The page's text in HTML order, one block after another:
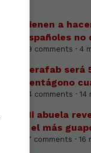
Vienen a
españoles
59 comments · 4
Terafab
Pentágono
84 comments ·
Mi abuela
y el más
47 comments ·